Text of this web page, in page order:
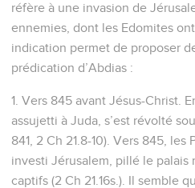
réfère à une invasion de
ennemies, dont les Edomites
indication permet de proposer
prédication d’Abdias :
1. Vers 845 avant Jésus-Christ.
assujetti à Juda, s’est révolté
841, 2 Ch 21.8-10). Vers 845,
investi Jérusalem, pillé le palais
captifs (2 Ch 21.16s.). Il semble